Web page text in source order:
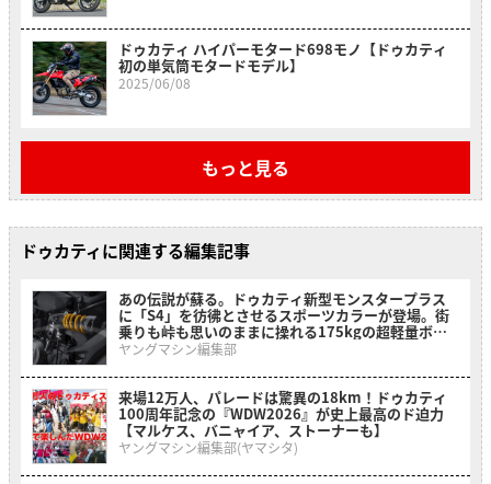
ドゥカティ ハイパーモタード698モノ【ドゥカティ
初の単気筒モタードモデル】
2025/06/08
もっと見る
ドゥカティに関連する編集記事
あの伝説が蘇る。ドゥカティ新型モンスタープラス
に「S4」を彷彿とさせるスポーツカラーが登場。街
乗りも峠も思いのままに操れる175kgの超軽量ボデ
ィ!
ヤングマシン編集部
来場12万人、パレードは驚異の18km！ドゥカティ
100周年記念の『WDW2026』が史上最高のド迫力
【マルケス、バニャイア、ストーナーも】
ヤングマシン編集部(ヤマシタ)